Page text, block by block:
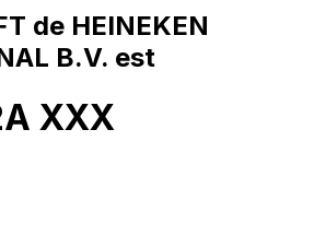
de HEINEKEN
B.V. est
XXX